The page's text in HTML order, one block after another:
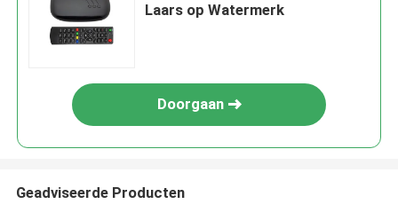
Laars op Watermerk
Doorgaan
Geadviseerde Producten